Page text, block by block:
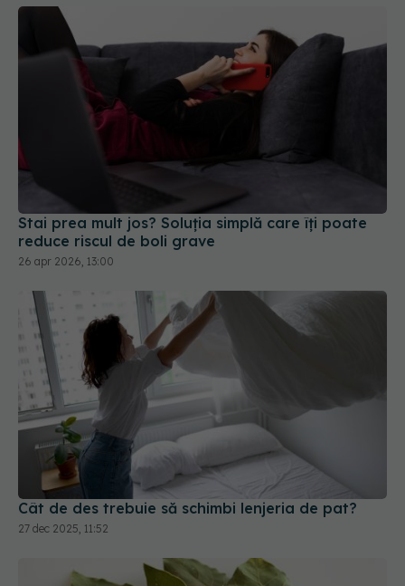
Stai prea mult jos? Soluția simplă care îți poate
reduce riscul de boli grave
26 apr 2026, 13:00
Cât de des trebuie să schimbi lenjeria de pat?
27 dec 2025, 11:52